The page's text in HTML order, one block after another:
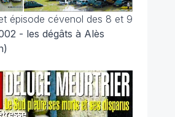
épisode cévenol des 8 et 9
- les dégâts à Alès